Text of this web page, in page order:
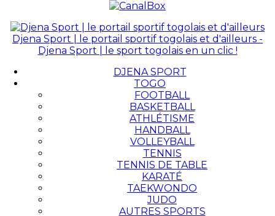
Djena Sport | le portail sportif togolais et d'ailleurs -
Djena Sport | le sport togolais en un clic !
DJENA SPORT
TOGO
FOOTBALL
BASKETBALL
ATHLÉTISME
HANDBALL
VOLLEYBALL
TENNIS
TENNIS DE TABLE
KARATÉ
TAEKWONDO
JUDO
AUTRES SPORTS